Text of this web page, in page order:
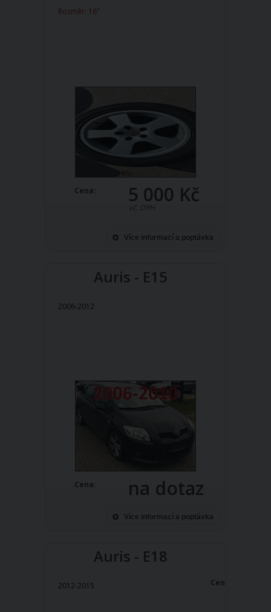
Rozměr: 16"
Cena: 5 000 Kč
vč. DPH
Více informací a poptávka
Auris - E15
2006-2012
Cena: na dotaz
Více informací a poptávka
Auris - E18
2012-2015 Cena: